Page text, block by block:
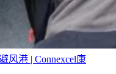
风港 | Connexcel康